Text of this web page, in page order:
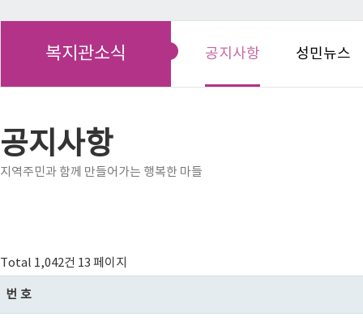
복지관소식 공지사항 성민뉴스
공지사항
지역주민과 함께 만들어가는 행복한 마들
Total 1,042건 13 페이지
번호